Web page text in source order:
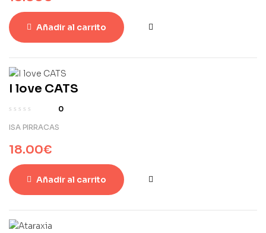
Añadir al carrito
I love CATS
0
ISA PIRRACAS
18.00€
Añadir al carrito